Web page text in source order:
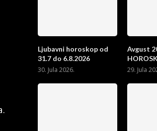
Ljubavni horoskop od
31.7 do 6.8.2026
30. Jula 2026.
Avgust
29. Jula